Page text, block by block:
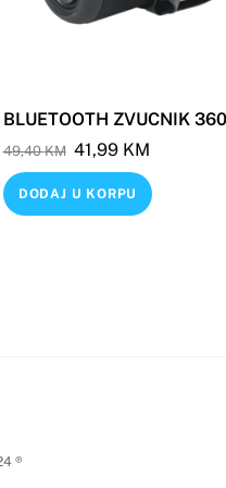
BLUETOOTH ZVUCNIK
49,40KM Original
price
was:
41,99 KM
is:
DODAJ U KORPU
®